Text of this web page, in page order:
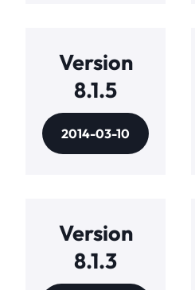
Version
8.1.5
2014-03-10
Version
8.1.3